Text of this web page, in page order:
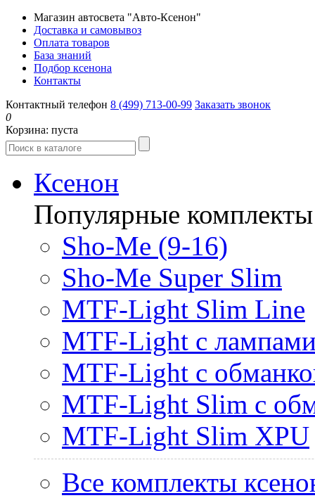
Магазин автосвета "Авто-Ксенон"
Доставка и самовывоз
Оплата товаров
База знаний
Подбор ксенона
Контакты
Контактный телефон 8 (499) 713-00-99 Заказать звонок
0
Корзина: пуста
Ксенон
Популярные комплекты
Sho-Me (9-16)
Sho-Me Super Slim
MTF-Light Slim Line
MTF-Light с
MTF-Light с
MTF-Light Slim с
MTF-Light Slim XPU
Все комплекты